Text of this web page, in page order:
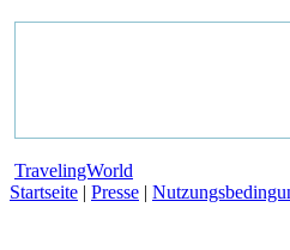
TravelingWorld
Startseite | Presse |